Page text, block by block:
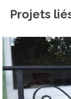
Projets